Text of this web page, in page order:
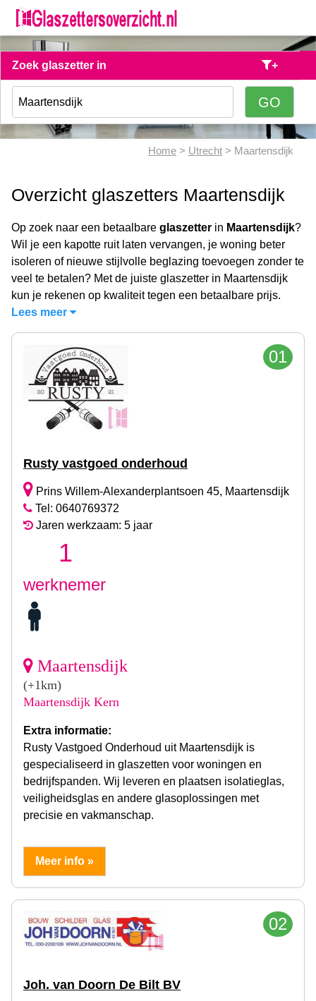
Zoek glaszetter in +
Home > Utrecht > Maartensdijk
Overzicht glaszetters Maartensdijk
Op zoek naar een betaalbare glaszetter in Maartensdijk?
Wil je een kapotte ruit laten vervangen, je woning beter
isoleren of nieuwe stijlvolle beglazing toevoegen zonder te
veel te betalen? Met de juiste glaszetter in Maartensdijk
kun je rekenen op kwaliteit tegen een betaalbare prijs.
Lees meer
01
Rusty vastgoed onderhoud
Prins Willem-Alexanderplantsoen 45, Maartensdijk
Tel: 0640769372
Jaren werkzaam: 5 jaar
1
werknemer
Maartensdijk
(+1km)
Maartensdijk Kern
Extra informatie:
Rusty Vastgoed Onderhoud uit Maartensdijk is
gespecialiseerd in glaszetten voor woningen en
bedrijfspanden. Wij leveren en plaatsen isolatieglas,
veiligheidsglas en andere glasoplossingen met
precisie en vakmanschap.
Meer info »
02
Joh. van Doorn De Bilt BV